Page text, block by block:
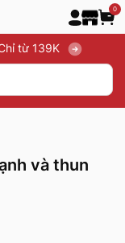
0
từ 139K
và thun